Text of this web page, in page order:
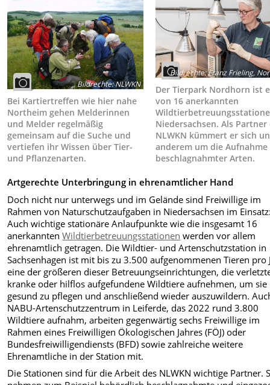
Bildrechte:NLWKN
Bei Kartiertreffen wie hier nahe
Northeim gehen Melderinnen
und Melder regelmäßig
gemeinsam auf die Suche und
vertiefen ihr Wissen über Tier-
und Pflanzenarten.
Bildrechte:Franz Frieling,
Der Tierpark Nordhorn ist
von 16 anerkannten
Niedersachsen. Als Partner
NLWKN kümmert er sich
anderem um die Aufnahme
beschlagnahmter Arten.
Artgerechte Unterbringung in ehrenamtlicher Hand
Doch nicht nur unterwegs und im Gelände sind Freiwillige im
Rahmen von Naturschutzaufgaben in Niedersachsen im
Auch wichtige stationäre Anlaufpunkte wie die insgesamt 16
anerkanntenWildtierbetreuungsstationen werden vor allem
ehrenamtlich getragen. Die Wildtier- und Artenschutzstation in
Sachsenhagen ist mit bis zu 3.500 aufgenommenen Tieren pro
eine der größeren dieser Betreuungseinrichtungen, die
kranke oder hilflos aufgefundene Wildtiere aufnehmen, um sie
gesund zu pflegen und anschließend wieder auszuwildern.
NABU-Artenschutzzentrum in Leiferde, das 2022 rund 3.800
Wildtiere aufnahm, arbeiten gegenwärtig sechs Freiwillige im
Rahmen eines Freiwilligen Ökologischen Jahres (FÖJ) oder
Bundesfreiwilligendiensts (BFD) sowie zahlreiche weitere
Ehrenamtliche in der Station mit.
Die Stationen sind für die Arbeit des NLWKN wichtige Partner.